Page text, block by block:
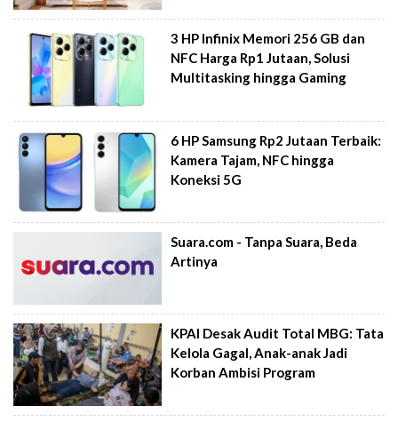
3 HP Infinix Memori 256 GB dan
NFC Harga Rp1 Jutaan, Solusi
Multitasking hingga Gaming
6 HP Samsung Rp2 Jutaan Terbaik:
Kamera Tajam, NFC hingga
Koneksi 5G
Suara.com - Tanpa Suara, Beda
Artinya
KPAI Desak Audit Total MBG: Tata
Kelola Gagal, Anak-anak Jadi
Korban Ambisi Program